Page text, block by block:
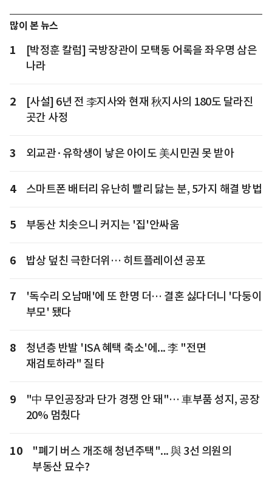
많이 본 뉴스
1
[박정훈 칼럼] 국방장관이 모택동 어록을 좌우명 삼은
나라
2
[사설] 6년 전 李지사와 현재 秋지사의 180도 달라진
곳간 사정
3 외교관·유학생이 낳은 아이도 美시민권 못 받아
4 스마트폰 배터리 유난히 빨리 닳는 분, 5가지 해결 방법
5 부동산 치솟으니 커지는 '집'안싸움
6 밥상 덮친 극한더위… 히트플레이션 공포
7
'독수리 오남매'에 또 한명 더… 결혼 싫다더니 '다둥이
부모' 됐다
8
청년층 반발 'ISA 혜택 축소'에... 李 "전면
재검토하라" 질타
9
"中 무인공장과 단가 경쟁 안 돼"… 車부품 성지, 공장
20% 멈췄다
10
"폐기 버스 개조해 청년주택"... 與 3선 의원의
부동산 묘수?